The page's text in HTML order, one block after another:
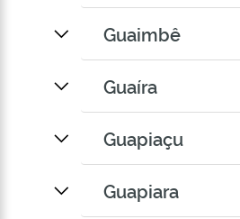
Guaimbê
Guaíra
Guapiaçu
Guapiara